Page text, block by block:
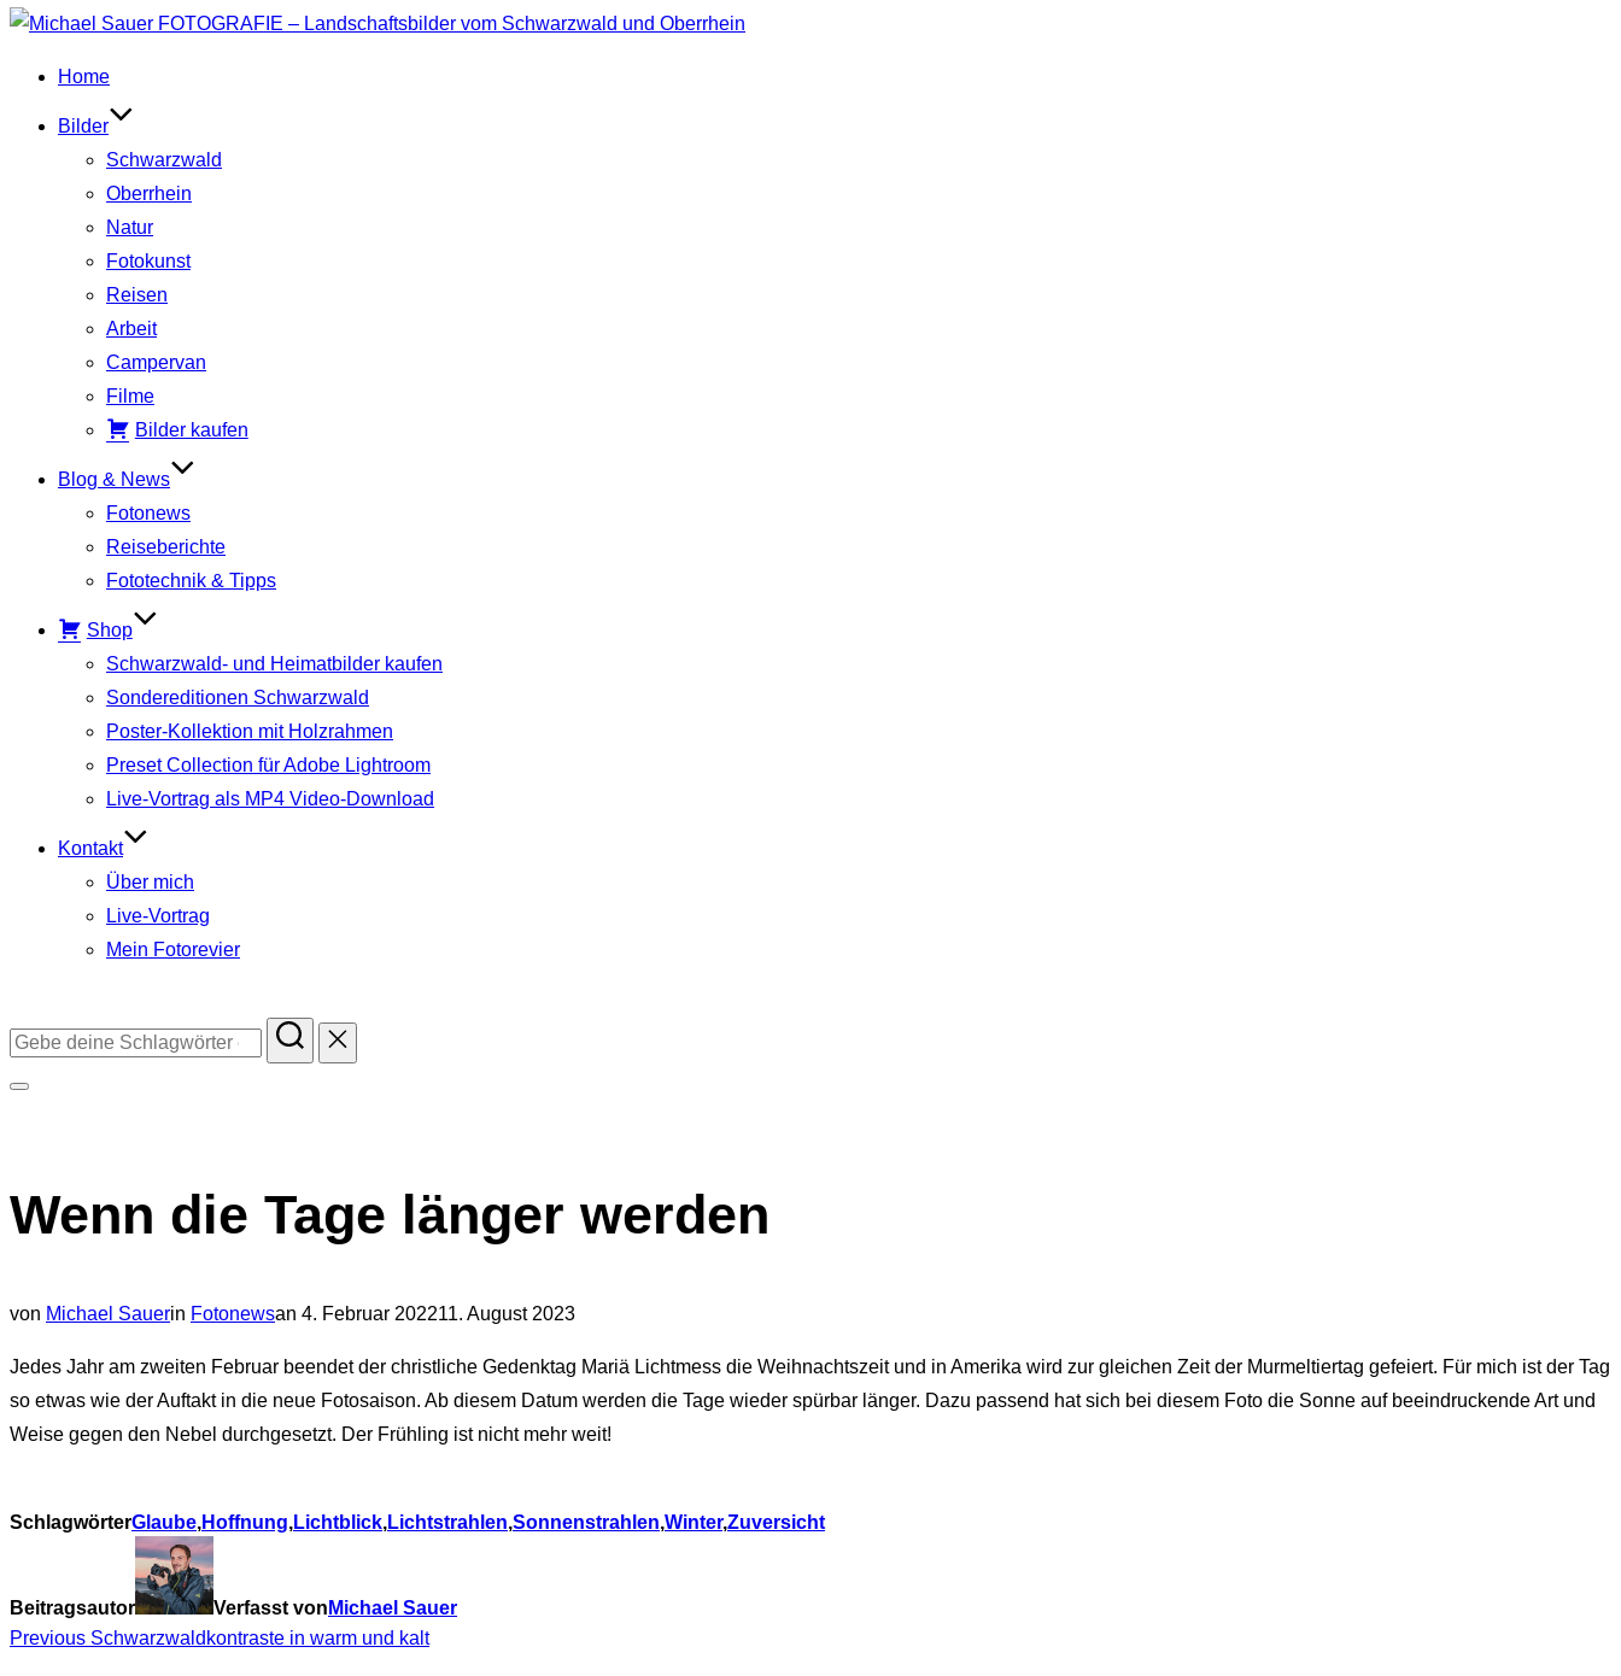
Zum
springen
Home
Bilder
Schwarzwald
Oberrhein
Natur
Fotokunst
Reisen
Arbeit
Campervan
Filme
Bilder kaufen
Blog & News
Fotonews
Reiseberichte
Fototechnik & Tipps
Shop
Schwarzwald- und Heimatbilder kaufen
Sondereditionen Schwarzwald
Poster-Kollektion mit Holzrahmen
Preset Collection für Adobe Lightroom
Live-Vortrag als MP4 Video-Download
Kontakt
Über mich
Live-Vortrag
Mein Fotorevier
Suchen
umschalten
Wenn die Tage länger werden
von Michael Sauerin Fotonewsan Veröffentlicht
4. Februar 202211. August 2023
Jedes Jahr am zweiten Februar beendet der christliche Gedenktag Mariä Lichtmess die Weihnachtszeit und in Amerika wird zur gleichen Zeit der Murmeltiertag gefeiert. Für mich ist der Tag
so etwas wie der Auftakt in die neue Fotosaison. Ab diesem Datum werden die Tage wieder spürbar länger. Dazu passend hat sich bei diesem Foto die Sonne auf beeindruckende Art und
Weise gegen den Nebel durchgesetzt. Der Frühling ist nicht mehr weit!
SchlagwörterGlaube,Hoffnung,Lichtblick,Lichtstrahlen,Sonnenstrahlen,Winter,Zuversicht
Beitragsautor Verfasst von Michael Sauer
Beitragsnavigation
Previous
Previous Schwarzwaldkontraste in warm und kalt